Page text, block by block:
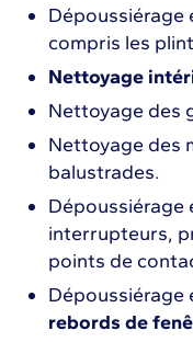
Dépoussiérage
compris les
Nettoyage
Nettoyage des
Nettoyage des
balustrades.
Dépoussiérage
interrupteurs,
points de
Dépoussiérage
rebords de